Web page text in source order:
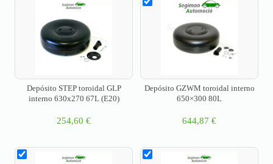
Depósito STEP toroidal GLP
interno 630x270 67L (E20)
254,60 €
Depósito GZWM toroidal interno
650×300 80L
644,87 €